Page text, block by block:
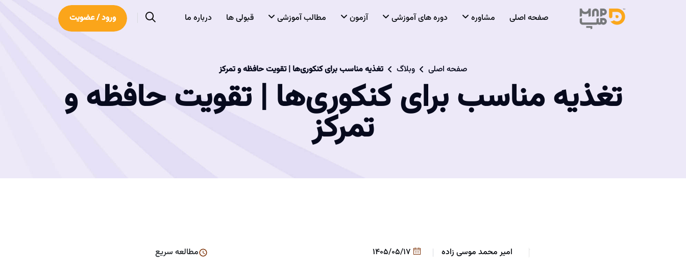
صفحه اصلی مشاوره دوره های آموزشی آزمون مطالب آموزشی قبولی ها درباره ما ورود / عضویت
صفحه اصلی وبلاگ تغذیه مناسب برای کنکوری‌ها | تقویت حافظه و تمرکز
تغذیه مناسب برای کنکوری‌ها | تقویت حافظه و
تمرکز
امیر محمد موسی زاده مطالعه سریع